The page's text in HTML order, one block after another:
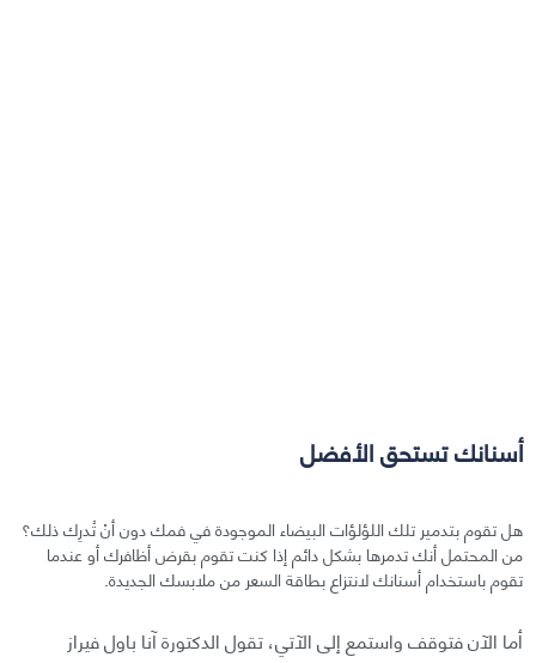
أسنانك تستحق الأفضل
هل تقوم بتدمير تلك اللؤلؤات البيضاء الموجودة في فمك دون أنْ تُدرِك ذلك؟
من المحتمل أنك تدمرها بشكل دائم إذا كنت تقوم بقرض أظافرك أو عندما
تقوم باستخدام أسنانك لانتزاع بطاقة السعر من ملابسك الجديدة.
أما الآن فتوقف واستمع إلى الآتي، تقول الدكتورة آنا باول فيراز